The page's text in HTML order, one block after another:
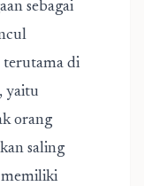
sebagai
terutama di
yaitu
orang
saling
memiliki